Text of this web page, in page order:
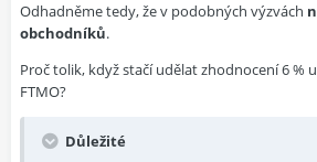
Odhadněme tedy, že v podobných výzvách
obchodníků.
Proč tolik, když stačí udělat zhodnocení 6 %
FTMO?
Důležité